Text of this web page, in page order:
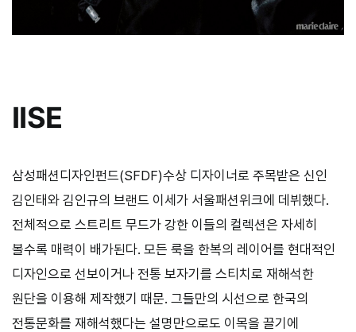
IISE
삼성패션디자인펀드(SFDF)수상 디자이너로 주목받은 신인
김인태와 김인규의 브랜드 이세가 서울패션위크에 데뷔했다.
전체적으로 스트리트 무드가 강한 이들의 컬렉션은 자세히
볼수록 매력이 배가된다. 모든 룩을 한복의 레이어를 현대적인
디자인으로 선보이거나 전통 보자기를 스티치로 재해석한
원단을 이용해 제작했기 때문. 그들만의 시선으로 한국의
전통문화를 재해석했다는 설명만으로도 이목을 끌기에